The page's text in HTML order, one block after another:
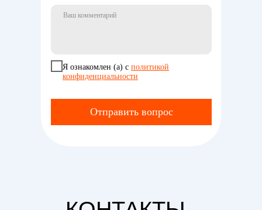
Перейти
СпортХолл
"Айка" -
бильярд
Игра
Я ознакомлен (а) с политикой
конфиденциальности
Отправить вопрос